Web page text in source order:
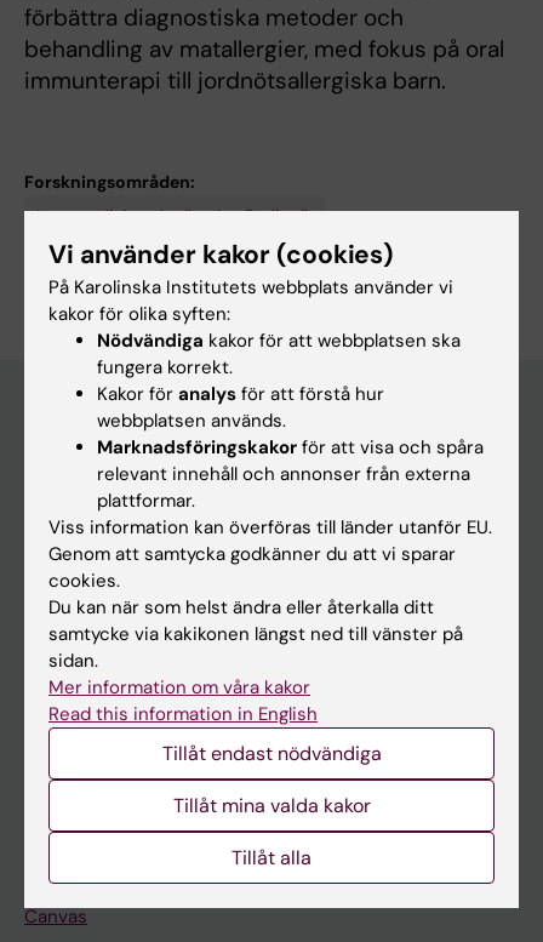
förbättra diagnostiska metoder och
behandling av matallergier, med fokus på oral
immunterapi till jordnötsallergiska barn.
Forskningsområden:
Lungmedicin och allergi
Pediatrik
Är du Carina Uhl?
Redigera din profil
Huvudmeny
Utbildning
Forskarutbildning
Forskning
Om KI
På gång
Nyheter
Kalender
Student
Ladok
Canvas
Vi använder kakor (cookies)
På Karolinska Institutets webbplats använder vi
kakor för olika syften:
Nödvändiga kakor för att webbplatsen ska
fungera korrekt.
Kakor för analys för att förstå hur
webbplatsen används.
Marknadsföringskakor för att visa och spåra
relevant innehåll och annonser från externa
plattformar.
Viss information kan överföras till länder utanför EU.
Genom att samtycka godkänner du att vi sparar
cookies.
Du kan när som helst ändra eller återkalla ditt
samtycke via kakikonen längst ned till vänster på
sidan.
Mer information om våra kakor
Read this information in English
Tillåt endast nödvändiga
Tillåt mina valda kakor
Tillåt alla